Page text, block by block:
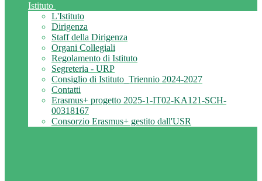
Istituto
L'Istituto
Dirigenza
Staff della Dirigenza
Organi Collegiali
Regolamento di Istituto
Segreteria - URP
Consiglio di Istituto_Triennio 2024-2027
Contatti
Erasmus+ progetto 2025-1-IT02-KA121-SCH-
00318167
Consorzio Erasmus+ gestito dall'USR